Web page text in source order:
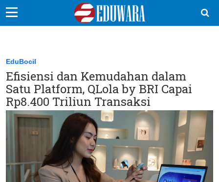
Sekolah Kita
Vokasi
Kampus
Idea
EduBocil
Efisiensi dan Kemudahan dalam
Satu Platform, QLola by BRI Capai
Rp8.400 Triliun Transaksi